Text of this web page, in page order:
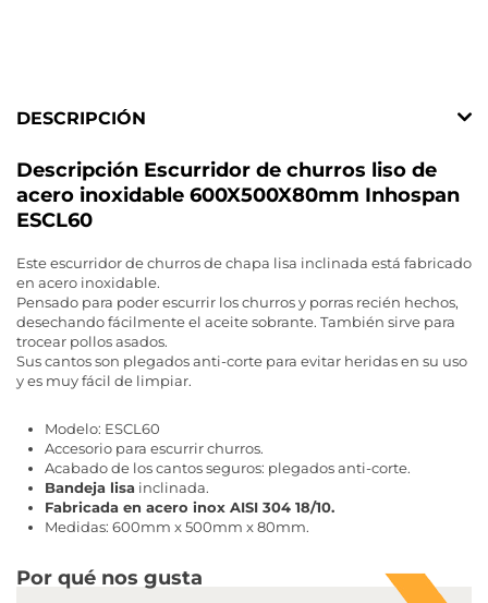
DESCRIPCIÓN
Descripción Escurridor de churros liso de
acero inoxidable 600X500X80mm Inhospan
ESCL60
Este escurridor de churros de chapa lisa inclinada está fabricado
en acero inoxidable.
Pensado para poder escurrir los churros y porras recién hechos,
desechando fácilmente el aceite sobrante. También sirve para
trocear pollos asados.
Sus cantos son plegados anti-corte para evitar heridas en su uso
y es muy fácil de limpiar.
Modelo: ESCL60
Accesorio para escurrir churros.
Acabado de los cantos seguros: plegados anti-corte.
Bandeja lisa inclinada.
Fabricada en acero inox AISI 304 18/10.
Medidas: 600mm x 500mm x 80mm.
Por qué nos gusta